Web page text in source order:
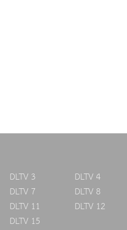
DLTV 3
DLTV 4
DLTV 7
DLTV 8
DLTV 11
DLTV 12
DLTV 15